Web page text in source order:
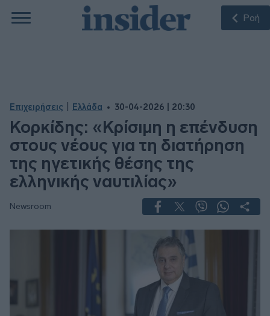
Ροή
Επιχειρήσεις Ελλάδα 30-04-2026 | 20:30
Κορκίδης: «Κρίσιμη η επένδυση
στους νέους για τη διατήρηση
της ηγετικής θέσης της
ελληνικής ναυτιλίας»
Newsroom